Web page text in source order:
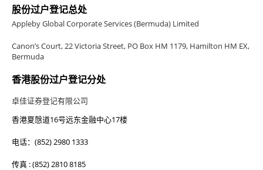
股份过户登记总处
Appleby Global Corporate Services (Bermuda) Limited
Canon’s Court, 22 Victoria Street, PO Box HM 1179, Hamilton HM EX,
Bermuda
香港股份过户登记分处
卓佳证券登记有限公司
香港夏慤道16号远东金融中心17楼
电话：(852) 2980 1333
传真 : (852) 2810 8185